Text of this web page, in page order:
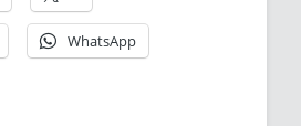
WhatsApp